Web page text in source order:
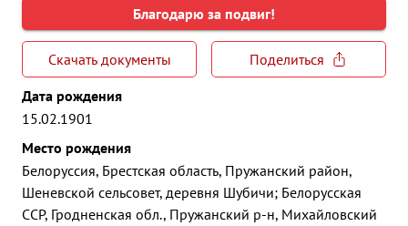
Благодарю за подвиг!
Скачать документы
Поделиться
Дата рождения
15.02.1901
Место рождения
Белоруссия, Брестская область, Пружанский район,
Шеневской сельсовет, деревня Шубичи; Белорусская
ССР, Гродненская обл., Пружанский р-н, Михайловский